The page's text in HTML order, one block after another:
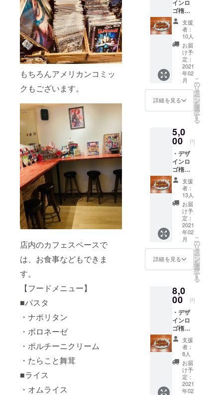
もちろんアメリカンコミッ
クもございます。
店内のカフェスペースで
は、お食事などもできま
す。
【フードメニュー】
■パスタ
・ナポリタン
・ボロネーゼ
・ポルチーニクリーム
・たらこと舞茸
■ライス
・オムライス
ク１冊
交換券
（有効
期限
2021年
5月31
日） ・
ドリン
ク1杯交
換券
（有効
期限
2021年
画像は
参考画
りま
す。
リーフ
コミッ
クと
は、1冊
22ペー
ジほど
の物に
なりま
す。
すの
で、予
めご了
承くだ
さい。
・オリ
ジナル
ロゴ缶
バッジ
＆マグ
ネット
セット
（缶
Φ57mm
/マグ
ネット
サイ
ズ：
Φ76mm
） ・お
好きな
リーフ
コミッ
ク１冊
交換券
（有効
期限
2021年
5月31
日） ・
ク1杯交
（有効
期限
5月31
日） ※
リーフ
画像は
参考画
像にな
りま
す。
リーフ
コミッ
インロ
ゴ楕円
形缶
バッジ
（楕円
形缶
バッジ
70×45
mm）
・デザ
インロ
ゴTシャ
ツver.2
（サイ
ズ：
リーサ
イズ）
身丈
72cm /
身幅
55cm/
肩幅
50cm /
袖丈
22cm
） ※楕
円形缶
バッ
ジ、T
シャツ
ともに
イメー
の物と
異なる
場合も
ござい
ますの
で、予
めご了
承くだ
さい。
・お好
きな
リーフ
コミッ
支援
者：
10人
お届
け予
定：
2021
年02
月
詳細を見る
こ
の
リ
タ
ー
ン
を
選
択
す
る
5,0
00 円
・デザ
インロ
ゴ楕円
形缶
バッジ
（楕円
形缶
バッジ
70×45
mm）
・デザ
インロ
ゴジッ
プアッ
プパー
カー
ズ：
L（フ
リーサ
イズ）
身丈
71cm /
身幅
58cm /
肩幅
52cm /
袖丈
61cm）
※楕円形
缶バッ
支援
者：
13人
お届
け予
定：
2021
年02
月
詳細を見る
こ
の
リ
タ
ー
ン
を
選
択
す
る
8,0
00 円
・デザ
インロ
ゴ楕円
形缶
バッジ
（楕円
形缶
バッジ
70×45
mm）
・デザ
支援
者：
8人
お届
け予
定：
2021
年02